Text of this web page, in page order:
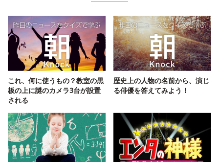
これ、何に使うもの？教室の黒
板の上に謎のカメラ3台が設置
される
歴史上の人物の名前から、演じ
る俳優を答えてみよう！